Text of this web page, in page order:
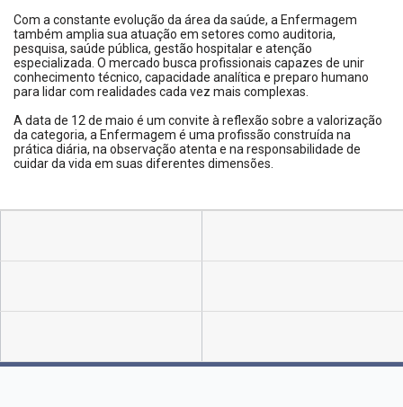
Com a constante evolução da área da saúde, a Enfermagem
também amplia sua atuação em setores como auditoria,
pesquisa, saúde pública, gestão hospitalar e atenção
especializada. O mercado busca profissionais capazes de unir
conhecimento técnico, capacidade analítica e preparo humano
para lidar com realidades cada vez mais complexas.
A data de 12 de maio é um convite à reflexão sobre a valorização
da categoria, a Enfermagem é uma profissão construída na
prática diária, na observação atenta e na responsabilidade de
cuidar da vida em suas diferentes dimensões.